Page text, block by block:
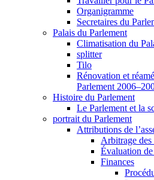
Organigramme
Secretaires du
Palais du Parlement
Climatisation du
splitter
Tilo
Rénovation et
Parlement
Histoire du Parlement
Le Parlement et la
portrait du Parlement
Attributions de
Arbitrage des
Évaluation
Finances